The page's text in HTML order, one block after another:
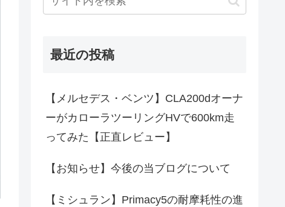
最近の投稿
【メルセデス・ベンツ】CLA200dオーナ
ーがカローラツーリングHVで600km走
ってみた【正直レビュー】
【お知らせ】今後の当ブログについて
【ミシュラン】Primacy5の耐摩耗性の進